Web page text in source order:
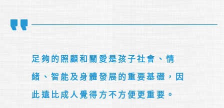
足夠的照顧和關愛是孩子社會、情
緒、智能及身體發展的重要基礎，因
此遠比成人覺得方不方便更重要。